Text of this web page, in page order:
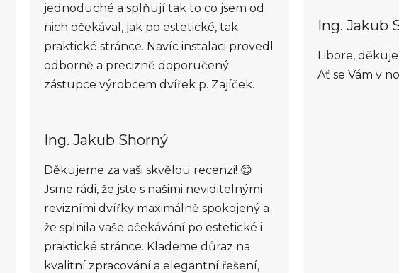
jednoduché a splňují tak to co jsem od
nich očekával, jak po estetické, tak
praktické stránce. Navíc instalaci provedl
odborně a precizně doporučený
zástupce výrobcem dvířek p. Zajíček.
Ing. Jakub Shorný
Děkujeme za vaši skvělou recenzi! 😊
Jsme rádi, že jste s našimi neviditelnými
revizními dvířky maximálně spokojený a
že splnila vaše očekávání po estetické i
praktické stránce. Klademe důraz na
kvalitní zpracování a elegantní řešení,
Ing. Jakub
Libore,
Ať se Vám v